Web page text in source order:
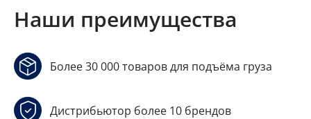
Наши преимущества
Более 30 000 товаров для подъёма груза
Дистрибьютор более 10 брендов